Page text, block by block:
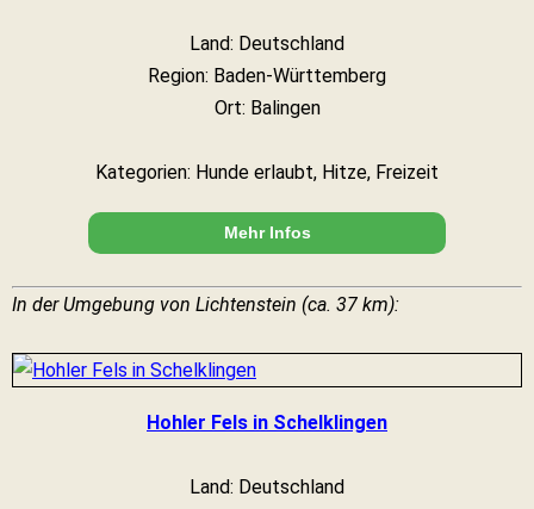
Land: Deutschland
Region: Baden-Württemberg
Ort: Balingen
Kategorien: Hunde erlaubt, Hitze, Freizeit
Mehr Infos
In der Umgebung von Lichtenstein (ca. 37 km):
Hohler Fels in Schelklingen
Land: Deutschland